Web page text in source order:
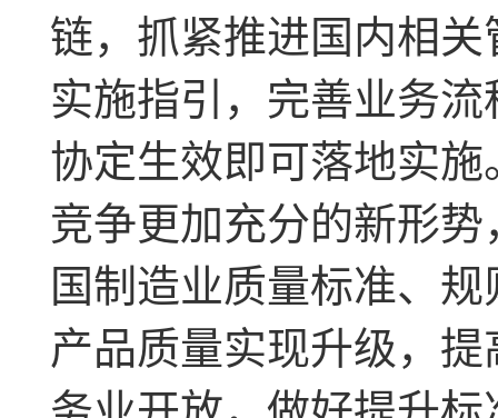
链，抓紧推进国内相
实施指引，完善业务
协定生效即可落地实
竞争更加充分的新形
国制造业质量标准、
产品质量实现升级，